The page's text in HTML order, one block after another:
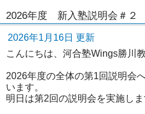
2026年度 新入塾説明会＃
2026年1月16日 更新
こんにちは、河合塾Wings勝川
2026年度の全体の第1回説明会
います。
明日は第2回の説明会を実施しま